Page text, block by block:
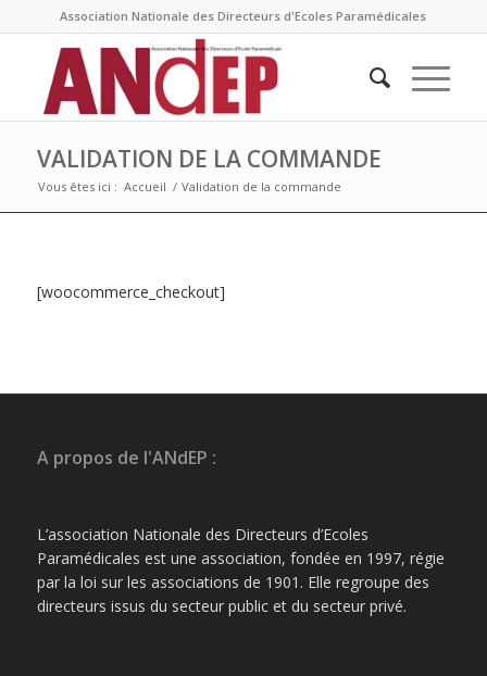
Association Nationale des Directeurs d'Ecoles Paramédicales
VALIDATION DE LA COMMANDE
Vous êtes ici : Accueil / Validation de la commande
[woocommerce_checkout]
A propos de l'ANdEP :
L’association Nationale des Directeurs d’Ecoles
Paramédicales est une association, fondée en 1997, régie
par la loi sur les associations de 1901. Elle regroupe des
directeurs issus du secteur public et du secteur privé.